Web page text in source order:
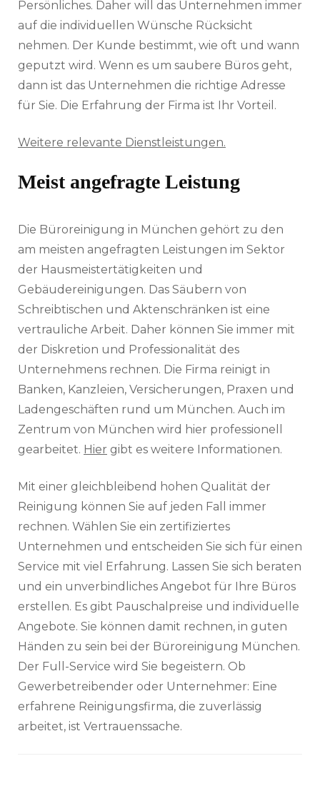
Persönliches. Daher will das Unternehmen immer
auf die individuellen Wünsche Rücksicht
nehmen. Der Kunde bestimmt, wie oft und wann
geputzt wird. Wenn es um saubere Büros geht,
dann ist das Unternehmen die richtige Adresse
für Sie. Die Erfahrung der Firma ist Ihr Vorteil.
Weitere relevante Dienstleistungen.
Meist angefragte Leistung
Die Büroreinigung in München gehört zu den
am meisten angefragten Leistungen im Sektor
der Hausmeistertätigkeiten und
Gebäudereinigungen. Das Säubern von
Schreibtischen und Aktenschränken ist eine
vertrauliche Arbeit. Daher können Sie immer mit
der Diskretion und Professionalität des
Unternehmens rechnen. Die Firma reinigt in
Banken, Kanzleien, Versicherungen, Praxen und
Ladengeschäften rund um München. Auch im
Zentrum von München wird hier professionell
gearbeitet. Hier gibt es weitere Informationen.
Mit einer gleichbleibend hohen Qualität der
Reinigung können Sie auf jeden Fall immer
rechnen. Wählen Sie ein zertifiziertes
Unternehmen und entscheiden Sie sich für einen
Service mit viel Erfahrung. Lassen Sie sich beraten
und ein unverbindliches Angebot für Ihre Büros
erstellen. Es gibt Pauschalpreise und individuelle
Angebote. Sie können damit rechnen, in guten
Händen zu sein bei der Büroreinigung München.
Der Full-Service wird Sie begeistern. Ob
Gewerbetreibender oder Unternehmer: Eine
erfahrene Reinigungsfirma, die zuverlässig
arbeitet, ist Vertrauenssache.